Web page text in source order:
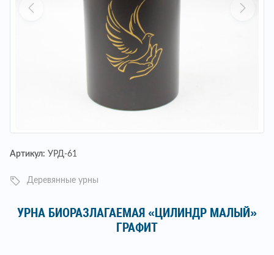
Артикул: УРД-61
Деревянные урны
УРНА БИОРАЗЛАГАЕМАЯ «ЦИЛИНДР МАЛЫЙ»
ГРАФИТ